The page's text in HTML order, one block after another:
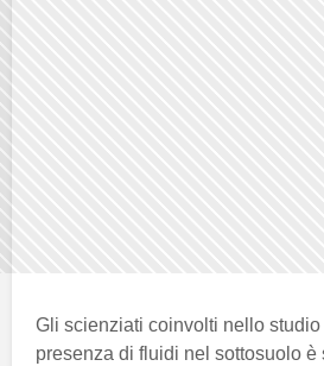
Gli scienziati coinvolti nello
presenza di fluidi nel sottosuolo è